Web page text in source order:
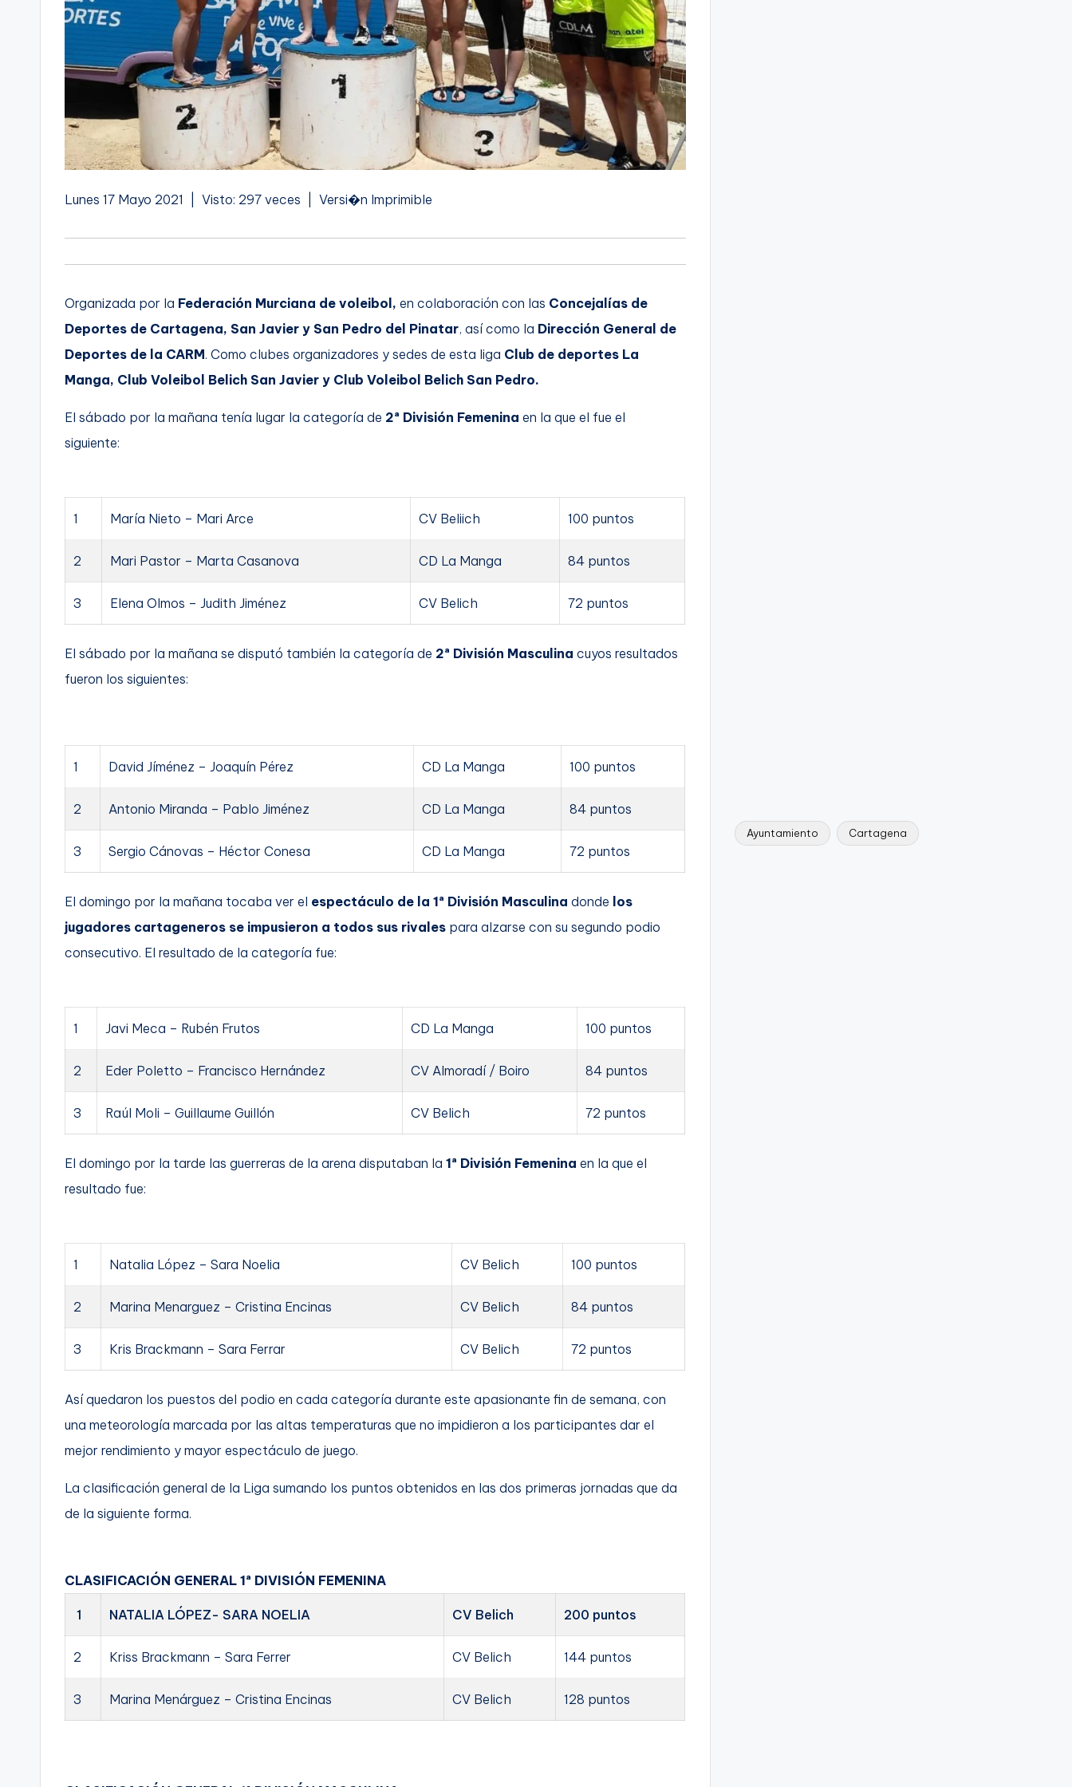
Lunes 17 Mayo 2021 | Visto: 297 veces | Versi�n Imprimible
Organizada por la Federación Murciana de voleibol, en colaboración con las Concejalías de
Deportes de Cartagena, San Javier y San Pedro del Pinatar, así como la Dirección General de
Deportes de la CARM. Como clubes organizadores y sedes de esta liga Club de deportes La
Manga, Club Voleibol Belich San Javier y Club Voleibol Belich San Pedro.
El sábado por la mañana tenía lugar la categoría de 2ª División Femenina en la que el fue el
siguiente:
1 María Nieto – Mari Arce CV Beliich 100 puntos
2 Mari Pastor – Marta Casanova CD La Manga 84 puntos
3 Elena Olmos – Judith Jiménez CV Belich 72 puntos
El sábado por la mañana se disputó también la categoría de 2ª División Masculina cuyos resultados
fueron los siguientes:
1 David Jíménez – Joaquín Pérez CD La Manga 100 puntos
2 Antonio Miranda – Pablo Jiménez CD La Manga 84 puntos
3 Sergio Cánovas – Héctor Conesa CD La Manga 72 puntos
El domingo por la mañana tocaba ver el espectáculo de la 1ª División Masculina donde los
jugadores cartageneros se impusieron a todos sus rivales para alzarse con su segundo podio
consecutivo. El resultado de la categoría fue:
1 Javi Meca – Rubén Frutos CD La Manga 100 puntos
2 Eder Poletto – Francisco Hernández CV Almoradí / Boiro 84 puntos
3 Raúl Moli – Guillaume Guillón CV Belich 72 puntos
El domingo por la tarde las guerreras de la arena disputaban la 1ª División Femenina en la que el
resultado fue:
1 Natalia López – Sara Noelia CV Belich 100 puntos
2 Marina Menarguez – Cristina Encinas CV Belich 84 puntos
3 Kris Brackmann – Sara Ferrar CV Belich 72 puntos
Así quedaron los puestos del podio en cada categoría durante este apasionante fin de semana, con
una meteorología marcada por las altas temperaturas que no impidieron a los participantes dar el
mejor rendimiento y mayor espectáculo de juego.
La clasificación general de la Liga sumando los puntos obtenidos en las dos primeras jornadas que da
de la siguiente forma.
CLASIFICACIÓN GENERAL 1ª DIVISIÓN FEMENINA
1 NATALIA LÓPEZ- SARA NOELIA CV Belich 200 puntos
2 Kriss Brackmann – Sara Ferrer CV Belich 144 puntos
3 Marina Menárguez – Cristina Encinas CV Belich 128 puntos
Etiquetas:
Ayuntamiento Cartagena